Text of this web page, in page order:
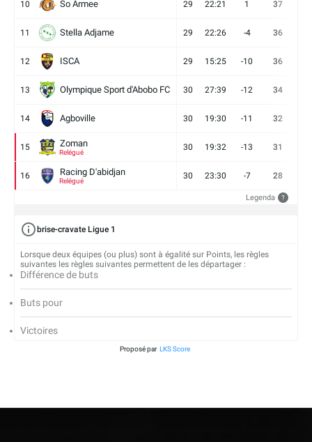
10 So Armee 29 22:21 1 37
11 Stella Adjame 29 22:26 -4 36
12 ISCA 29 15:25 -10 36
13 Olympique Sport d'Abobo FC 30 27:39 -12 34
14 Agboville 30 19:30 -11 32
15 Zoman
Relégué
30 19:32 -13 31
16 Racing D'abidjan
Relégué
30 23:30 -7 28
Legenda ?
brise-cravate Ligue 1
Lorsque deux équipes (ou plus) sont à égalité sur Points, les règles
suivantes les règles suivantes permettent de les départager :
Différence de buts
Buts pour
Victoires
Proposé par LKS Score